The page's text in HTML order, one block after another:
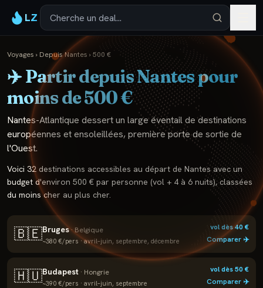
LZ
Voyages › DepuisNantes ›500 €
✈️ Partir depuisNantespour
moins de500€
Nantes-Atlantique dessert un large éventail de destinations
européennes et ensoleillées, première porte de sortie de
l'Ouest.
Voici 32 destinations accessibles au départ de Nantes avec un
budget d'environ 500 € par personne (vol + 4 à 6 nuits), classées
du moins cher au plus cher.
🇧🇪Bruges·Belgique
~380 €/pers ·avril–juin, septembre, décembre
vol dès40€
Comparer ✈️
🇭🇺Budapest · Hongrie
~390 €/pers · avril–juin, septembre
vol dès50€
Comparer ✈️